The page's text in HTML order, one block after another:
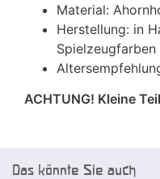
Material:
Herstellung: in
Spielzeugfarben
ACHTUNG! Kleine
Das könnte Sie auch